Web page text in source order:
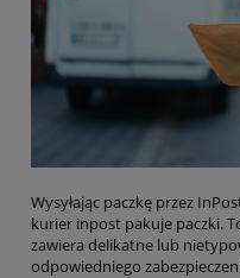
Wysyłając paczkę przez
kurier inpost pakuje paczki.
zawiera delikatne lub
odpowiedniego